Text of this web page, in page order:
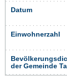
Datum
Einwohnerzahl
der Gemeinde